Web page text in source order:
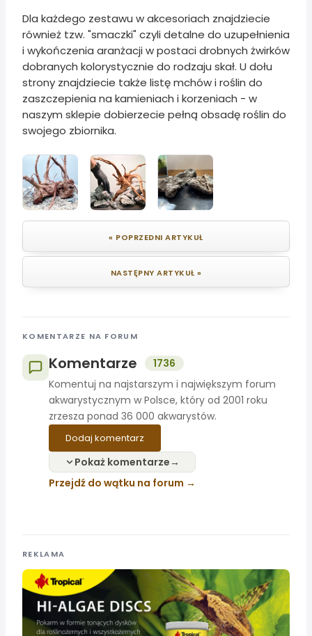
Dla każdego zestawu w akcesoriach znajdziecie
również tzw. "smaczki" czyli detalne do uzupełnienia
i wykończenia aranżacji w postaci drobnych żwirków
dobranych kolorystycznie do rodzaju skał. U dołu
strony znajdziecie także listę mchów i roślin do
zaszczepienia na kamieniach i korzeniach - w
naszym sklepie dobierzecie pełną obsadę roślin do
swojego zbiornika.
« POPRZEDNI ARTYKUŁ
NASTĘPNY ARTYKUŁ »
KOMENTARZE NA FORUM
Komentarze
1736
Komentuj na najstarszym i największym forum
akwarystycznym w Polsce, który od 2001 roku
zrzesza ponad 36 000 akwarystów.
Dodaj komentarz
Pokaż komentarze
Przejdź do wątku na forum
REKLAMA